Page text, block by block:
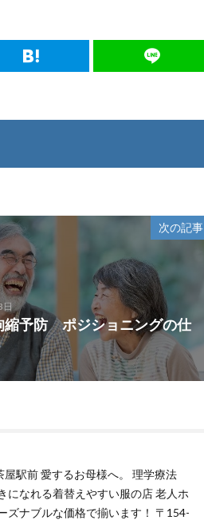
次の記事
日
縮予防 ポジショニングの仕
屋駅前 愛するお母様へ。 理学療法
になれる着替えやすい服の店 老人ホ
ズナブルな価格で揃います！ 〒154-